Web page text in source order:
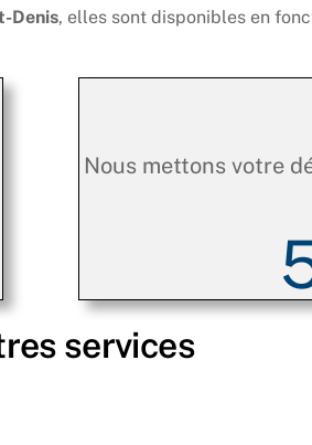
Denis, elles sont disponibles en
Nous mettons votre
services